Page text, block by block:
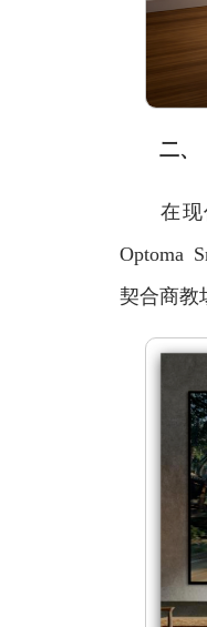
二、
在现代
Optoma
契合商教